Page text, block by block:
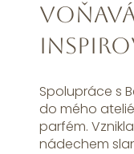
Spolupráce s
do mého
parfém.
nádechem